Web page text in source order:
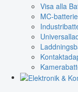
Visa alla
MC-